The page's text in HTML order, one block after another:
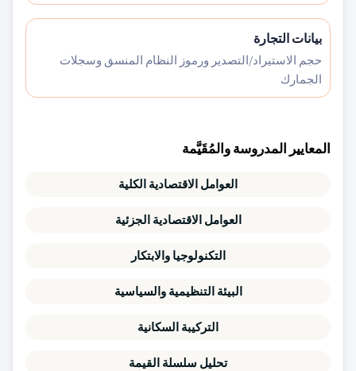
بيانات التجارة
حجم الاستيراد/التصدير ورموز النظام المنسق وسجلات
الجمارك
المعايير المدروسة والمُقَيَّمة
العوامل الاقتصادية الكلية
العوامل الاقتصادية الجزئية
التكنولوجيا والابتكار
البيئة التنظيمية والسياسية
التركيبة السكانية
تحليل سلسلة القيمة